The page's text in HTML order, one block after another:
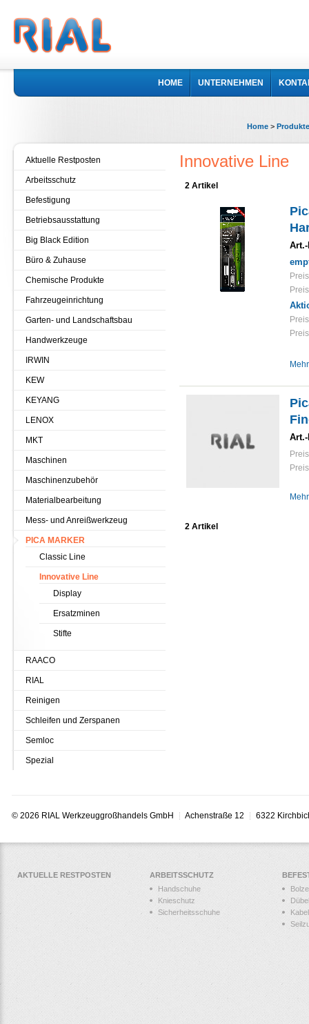
HOME UNTERNEHMEN
Home > Produkte
Innovative Line
2 Artikel
Art.-
Art.-
2 Artikel
Aktuelle Restposten
Arbeitsschutz
Befestigung
Betriebsausstattung
Big Black Edition
Büro & Zuhause
Chemische Produkte
Fahrzeugeinrichtung
Garten- und Landschaftsbau
Handwerkzeuge
IRWIN
KEW
KEYANG
LENOX
MKT
Maschinen
Maschinenzubehör
Materialbearbeitung
Mess- und Anreißwerkzeug
PICA MARKER
Classic Line
Innovative Line
Display
Ersatzminen
Stifte
RAACO
RIAL
Reinigen
Schleifen und Zerspanen
Semloc
Spezial
© 2026 RIAL Werkzeuggroßhandels GmbH Achenstraße 12 6322
AKTUELLE RESTPOSTEN
ARBEITSSCHUTZ
Handschuhe
Knieschutz
Sicherheitsschuhe
Dübel